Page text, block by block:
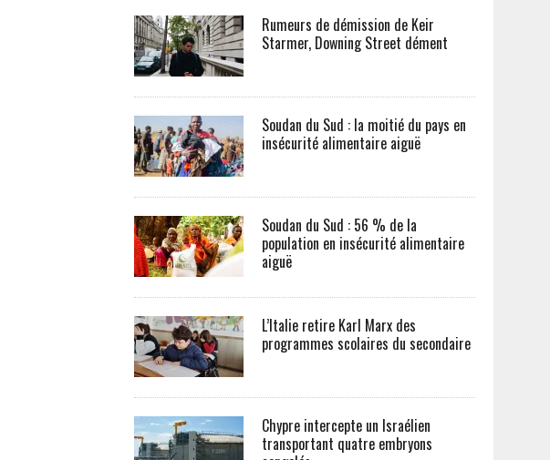
Rumeurs de démission de Keir
Starmer, Downing Street dément
Soudan du Sud : la moitié du pays en
insécurité alimentaire aiguë
Soudan du Sud : 56 % de la
population en insécurité alimentaire
aiguë
L’Italie retire Karl Marx des
programmes scolaires du secondaire
Chypre intercepte un Israélien
transportant quatre embryons